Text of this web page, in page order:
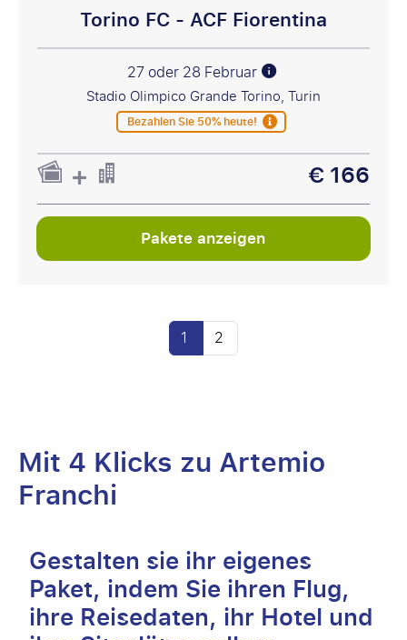
Torino FC - ACF Fiorentina
27 oder 28 Februar
Stadio Olimpico Grande Torino, Turin
Bezahlen Sie 50% heute!
€ 166
Pakete anzeigen
1 2
Mit 4 Klicks zu Artemio
Franchi
Gestalten sie ihr eigenes
Paket, indem Sie ihren Flug,
ihre Reisedaten, ihr Hotel und